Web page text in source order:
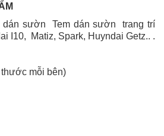
dán sườn Tem dán sườn trang trí
I10, Matiz, Spark, Huyndai Getz.. .
mỗi bên)